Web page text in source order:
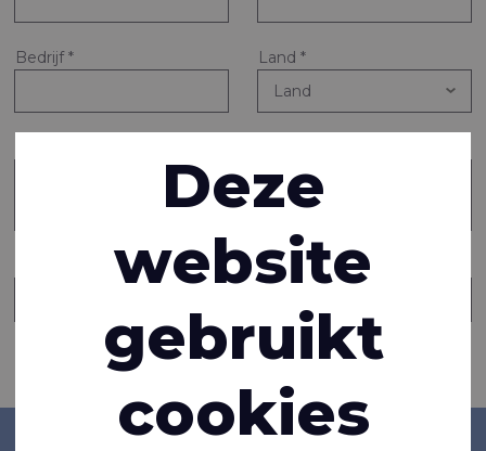
Bedrijf* Land *
Stuur een kopie van dit bericht naar iemand anders
Informatie aanvragen
Deze
website
gebruikt
cookies